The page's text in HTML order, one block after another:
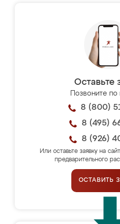
Оставьте
Позвоните
8 (800)
8 (495)
8 (926)
Или оставьте заявку на
предварительного
ОСТАВИТЬ